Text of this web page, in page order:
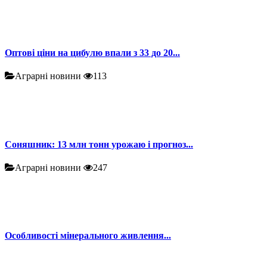
Оптові ціни на цибулю впали з 33 до 20...
Аграрні новини 113
Соняшник: 13 млн тонн урожаю і прогноз...
Аграрні новини 247
Особливості мінерального живлення...